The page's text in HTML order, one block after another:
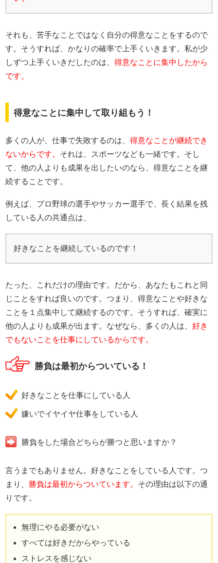
それも、苦手なことではなく自分の得意なことをするので
す。そうすれば、かなりの確率で上手くいきます。私が少
しずつ上手くいきだしたのは、得意なことに集中したから
です。
得意なことに集中して取り組もう！
多くの人が、仕事で失敗するのは、得意なことが継続でき
ないからです。 それは、スポーツなども一緒です。そし
て、他の人よりも成果を出したいのなら、得意なことを継
続することです。
例えば、プロ野球の選手やサッカー選手で、長く結果を残
している人の共通点は、
好きなことを継続しているのです！
たった、これだけの理由です。だから、あなたもこれと同
じことをすれば良いのです。つまり、得意なことや好きな
ことを１点集中して継続するのです。そうすれば、確実に
他の人よりも成果が出ます。なぜなら、多くの人は、好き
でもないことを仕事にしているからです。
勝負は最初からついている！
好きなことを仕事にしている人
嫌いでイヤイヤ仕事をしている人
勝負をした場合どちらが勝つと思いますか？
言うまでもありません。好きなことをしている人です。つ
まり、 勝負は最初からついています。 その理由は以下の通
りです。
無理にやる必要がない
すべては好きだからやっている
ストレスを感じない